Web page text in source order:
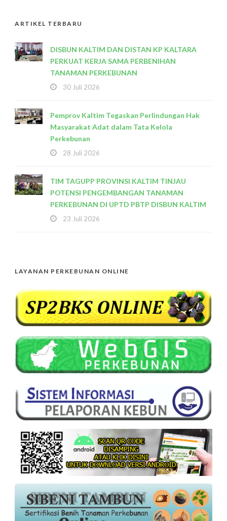
ARTIKEL TERBARU
DISBUN KALTIM DAN DISTAN KP KALTARA
PERKUAT KERJA SAMA PERBENIHAN
TANAMAN PERKEBUNAN
30 Juli 2026
Pemprov Kaltim Tegaskan Perlindungan Hak
Masyarakat Adat dalam Tata Kelola
Perkebunan
28 Juli 2026
TIM TAGUPP PROVINSI KALTIM TINJAU
POTENSI PENGEMBANGAN TANAMAN
PERKEBUNAN DI UPTD PBTP DISBUN KALTIM
23 Juli 2026
LAYANAN PERKEBUNAN ONLINE